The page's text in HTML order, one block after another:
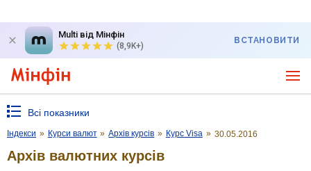
Multi від Мінфін
(8,9K+)
ВСТАНОВИТИ
Всі показники
Індекси » Курси валют » Архів курсів » Курс Visa » 30.05.2016
Архів валютних курсів